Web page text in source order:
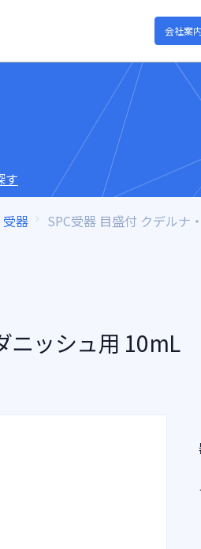
会社案内
す
受器 SPC受器 目盛付 クデルナ
ニッシュ用 10mL